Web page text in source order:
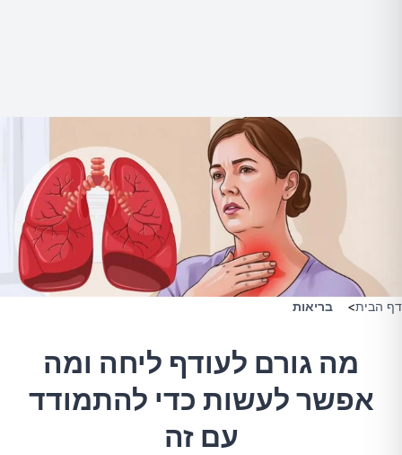
דף הבית> בריאות
מה גורם לעודף ליחה ומה
אפשר לעשות כדי להתמודד
עם זה